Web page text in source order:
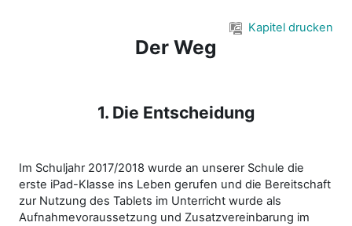
Kapitel drucken
Der Weg
1. Die Entscheidung
Im Schuljahr 2017/2018 wurde an unserer Schule die
erste iPad-Klasse ins Leben gerufen und die Bereitschaft
zur Nutzung des Tablets im Unterricht wurde als
Aufnahmevoraussetzung und Zusatzvereinbarung im